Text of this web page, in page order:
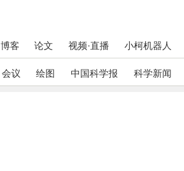
博客 论文 视频·直播 小柯机器人
会议 绘图 中国科学报 科学新闻